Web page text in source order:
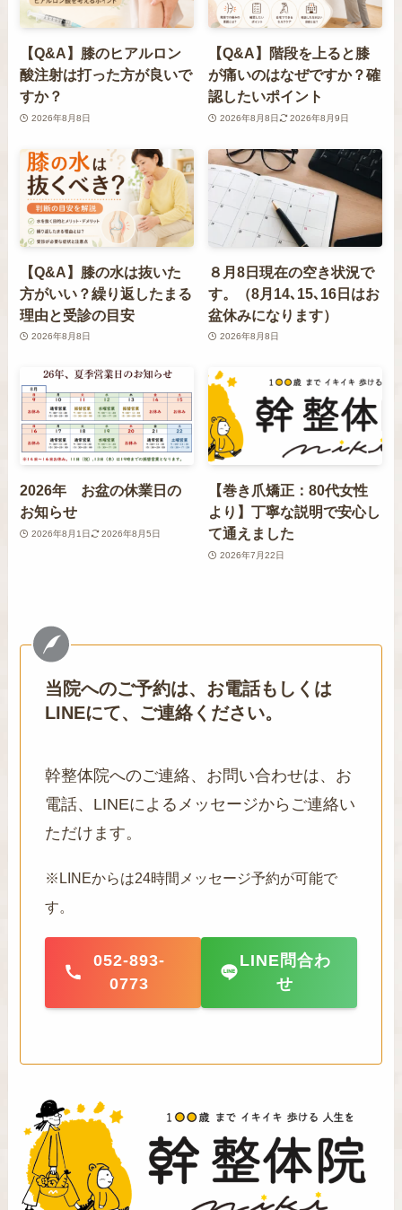
【Q&A】膝のヒアルロン
酸注射は打った方が良いで
すか？
2026年8月8日
【Q&A】階段を上ると膝
が痛いのはなぜですか？確
認したいポイント
2026年8月8日 2026年8月9日
【Q&A】膝の水は抜いた
方がいい？繰り返したまる
理由と受診の目安
2026年8月8日
８月8日現在の空き状況で
す。（8月14､15､16日はお
盆休みになります）
2026年8月8日
2026年 お盆の休業日の
お知らせ
2026年8月1日 2026年8月5日
【巻き爪矯正：80代女性
より】丁寧な説明で安心し
て通えました
2026年7月22日
当院へのご予約は、お電話もしくは
LINEにて、ご連絡ください。
幹整体院へのご連絡、お問い合わせは、お
電話、LINEによるメッセージからご連絡い
ただけます。
※LINEからは24時間メッセージ予約が可能で
す。
052-893-
0773
LINE問合わ
せ